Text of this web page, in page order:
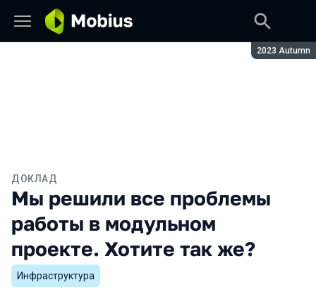
Сезон:
2023 Autumn
ДОКЛАД
Мы решили все проблемы
работы в модульном
проекте. Хотите так же?
Инфраструктура